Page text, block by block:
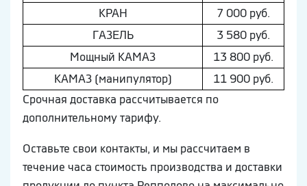
КРАН
7 000 руб.
ГAЗEЛЬ
3 580 руб.
Мощный КAМAЗ
13 800 руб.
КAМAЗ (манипулятор)
11 900 руб.
Срочная доставка рассчитывается по
дополнительному тарифу.
Оставьте свои контакты, и мы рассчитаем в
течение часа стоимость производства и доставки